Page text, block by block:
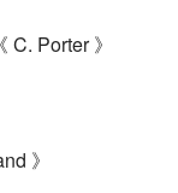
Porter 》
》